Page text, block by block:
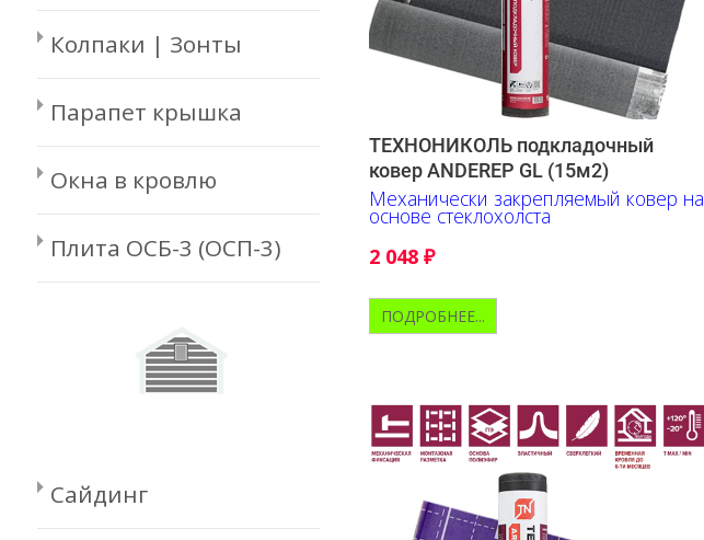
ТЕХНОНИКОЛЬ подкладочный
ковер ANDEREP GL (15м2)
Механически закрепляемый ковер на
основе стеклохолста
2 048 ₽
ПОДРОБНЕЕ...
Колпаки | Зонты
Парапет крышка
Окна в кровлю
Плита ОСБ-3 (ОСП-3)
Сайдинг